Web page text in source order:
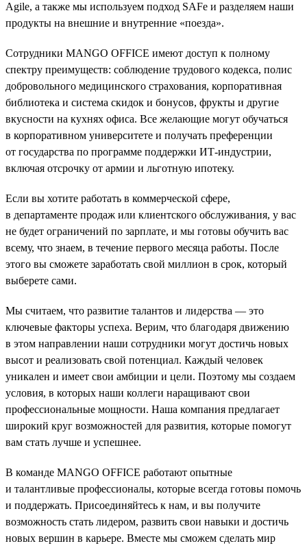
Agile, а также мы используем подход SAFe и разделяем наши
продукты на внешние и внутренние «поезда».
Сотрудники MANGO OFFICE имеют доступ к полному
спектру преимуществ: соблюдение трудового кодекса, полис
добровольного медицинского страхования, корпоративная
библиотека и система скидок и бонусов, фрукты и другие
вкусности на кухнях офиса. Все желающие могут обучаться
в корпоративном университете и получать преференции
от государства по программе поддержки ИТ-индустрии,
включая отсрочку от армии и льготную ипотеку.
Если вы хотите работать в коммерческой сфере,
в департаменте продаж или клиентского обслуживания, у вас
не будет ограничений по зарплате, и мы готовы обучить вас
всему, что знаем, в течение первого месяца работы. После
этого вы сможете заработать свой миллион в срок, который
выберете сами.
Мы считаем, что развитие талантов и лидерства — это
ключевые факторы успеха. Верим, что благодаря движению
в этом направлении наши сотрудники могут достичь новых
высот и реализовать свой потенциал. Каждый человек
уникален и имеет свои амбиции и цели. Поэтому мы создаем
условия, в которых наши коллеги наращивают свои
профессиональные мощности. Наша компания предлагает
широкий круг возможностей для развития, которые помогут
вам стать лучше и успешнее.
В команде MANGO OFFICE работают опытные
и талантливые профессионалы, которые всегда готовы помочь
и поддержать. Присоединяйтесь к нам, и вы получите
возможность стать лидером, развить свои навыки и достичь
новых вершин в карьере. Вместе мы сможем сделать мир